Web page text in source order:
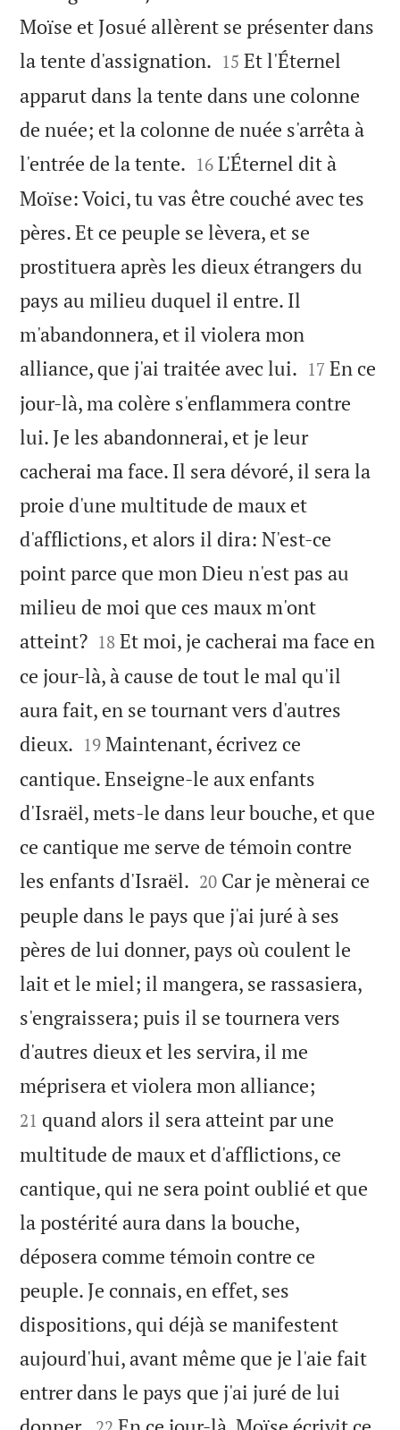
Moïse et Josué allèrent se présenter dans
la tente d'assignation. 

15 Et l'Éternel
apparut dans la tente dans une colonne
de nuée; et la colonne de nuée s'arrêta à
l'entrée de la tente. 

16 L'Éternel dit à
Moïse: Voici, tu vas être couché avec tes
pères. Et ce peuple se lèvera, et se
prostituera après les dieux étrangers du
pays au milieu duquel il entre. Il
m'abandonnera, et il violera mon
alliance, que j'ai traitée avec lui. 

17 En ce
jour-là, ma colère s'enflammera contre
lui. Je les abandonnerai, et je leur
cacherai ma face. Il sera dévoré, il sera la
proie d'une multitude de maux et
d'afflictions, et alors il dira: N'est-ce
point parce que mon Dieu n'est pas au
milieu de moi que ces maux m'ont
atteint?
18 Et moi, je cacherai ma face en
ce jour-là, à cause de tout le mal qu'il
aura fait, en se tournant vers d'autres
dieux. 

19 Maintenant, écrivez ce
cantique. Enseigne-le aux enfants
d'Israël, mets-le dans leur bouche, et que
ce cantique me serve de témoin contre
les enfants d'Israël. 

20 Car je mènerai ce
peuple dans le pays que j'ai juré à ses
pères de lui donner, pays où coulent le
lait et le miel; il mangera, se rassasiera,
s'engraissera; puis il se tournera vers
d'autres dieux et les servira, il me
méprisera et violera mon alliance;
21 quand alors il sera atteint par une
multitude de maux et d'afflictions, ce
cantique, qui ne sera point oublié et que
la postérité aura dans la bouche,
déposera comme témoin contre ce
peuple. Je connais, en effet, ses
dispositions, qui déjà se manifestent
aujourd'hui, avant même que je l'aie fait
entrer dans le pays que j'ai juré de lui

